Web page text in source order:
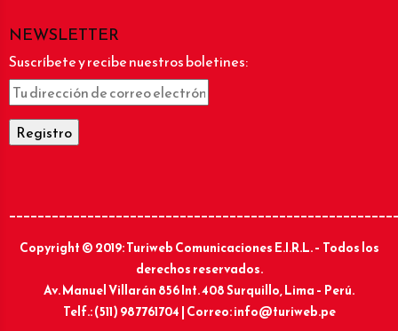
NEWSLETTER
Suscríbete y recibe nuestros boletines:
Copyright © 2019: Turiweb Comunicaciones E.I.R.L. – Todos los
derechos reservados.
Av. Manuel Villarán 856 Int. 408 Surquillo, Lima – Perú.
Telf.: (511) 987761704 | Correo: info@turiweb.pe